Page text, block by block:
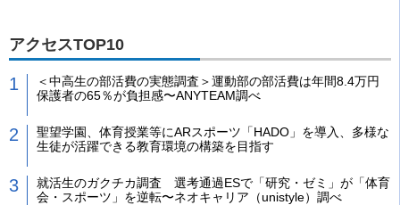
アクセスTOP10
＜中高生の部活費の実態調査＞運動部の部活費は年間8.4万円
保護者の65％が負担感〜ANYTEAM調べ
聖望学園、体育授業等にARスポーツ「HADO」を導入、多様な
生徒が活躍できる教育環境の構築を目指す
就活生のガクチカ調査 選考通過ESで「研究・ゼミ」が「体育
会・スポーツ」を逆転〜ネオキャリア（unistyle）調べ